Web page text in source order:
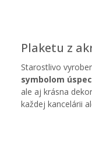
Plaketu z
Starostlivo
symbolom
ale aj krásna
každej kancelárii